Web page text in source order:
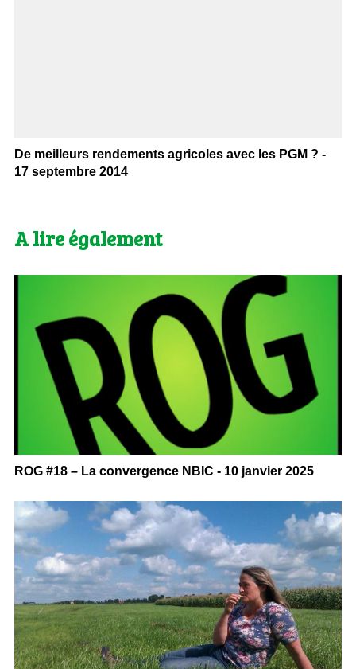
De meilleurs rendements agricoles avec les PGM ? -
17 septembre 2014
A lire également
ROG #18 – La convergence NBIC - 10 janvier 2025